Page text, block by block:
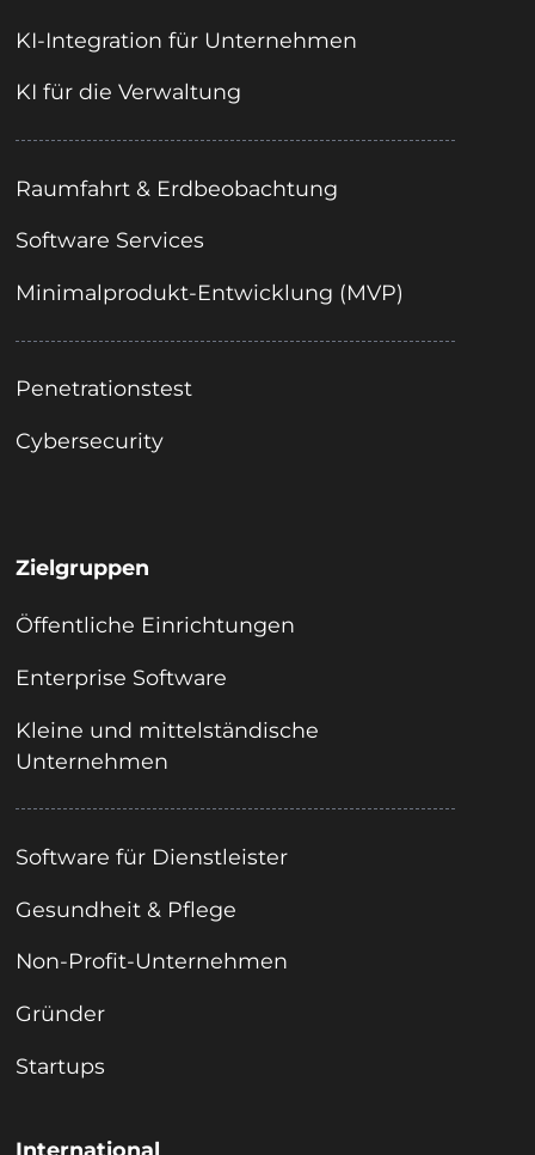
KI-Integration für Unternehmen
KI für die Verwaltung
Raumfahrt & Erdbeobachtung
Software Services
Minimalprodukt-Entwicklung (MVP)
Penetrationstest
Cybersecurity
Zielgruppen
Öffentliche Einrichtungen
Enterprise Software
Kleine und mittelständische
Unternehmen
Software für Dienstleister
Gesundheit & Pflege
Non-Profit-Unternehmen
Gründer
Startups
International